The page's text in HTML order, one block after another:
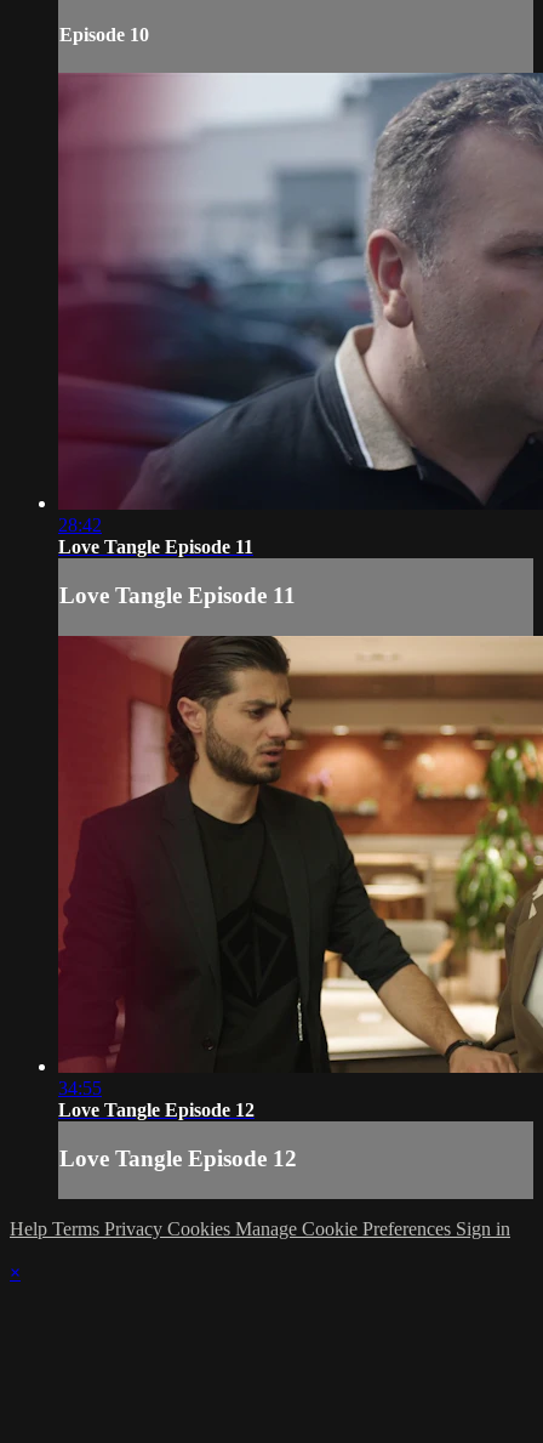
Episode 10
28:42
Love Tangle Episode 11
Love Tangle Episode 11
34:55
Love Tangle Episode 12
Love Tangle Episode 12
Help Terms Privacy Cookies Manage Cookie Preferences Sign in
×